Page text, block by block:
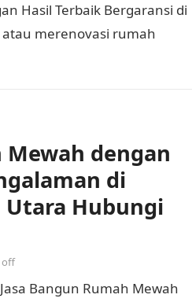
Hasil Terbaik Bergaransi di
merenovasi rumah
Mewah dengan
di
Utara Hubungi
off
Bangun Rumah Mewah